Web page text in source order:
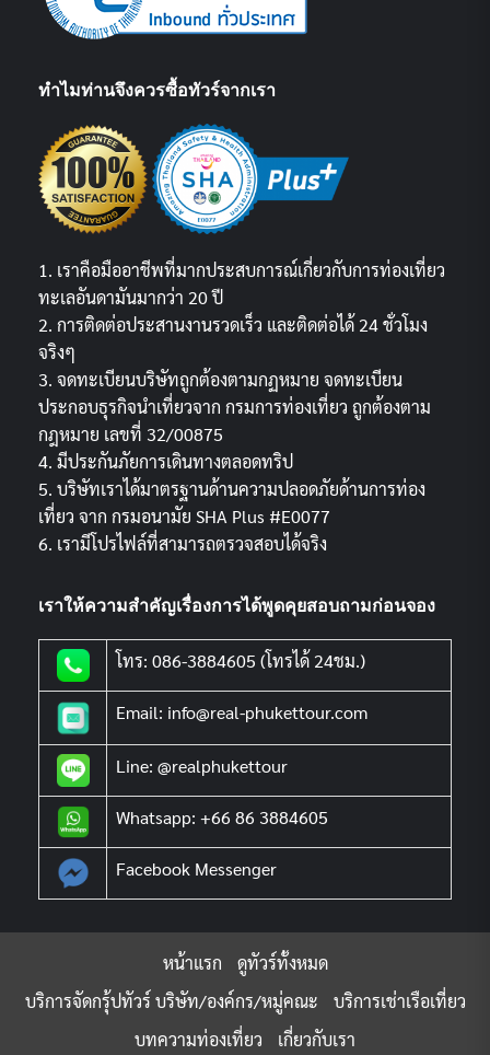
ทำไมท่านจึงควรซื้อทัวร์จากเรา
1. เราคือมืออาชีพที่มากประสบการณ์เกี่ยวกับการท่องเที่ยว
ทะเลอันดามันมากว่า 20 ปี
2. การติดต่อประสานงานรวดเร็ว และติดต่อได้ 24 ชั่วโมง
จริงๆ
3. จดทะเบียนบริษัทถูกต้องตามกฏหมาย จดทะเบียน
ประกอบธุรกิจนำเที่ยวจาก กรมการท่องเที่ยว ถูกต้องตาม
กฎหมาย เลขที่ 32/00875
4. มีประกันภัยการเดินทางตลอดทริป
5. บริษัทเราได้มาตรฐานด้านความปลอดภัยด้านการท่อง
เที่ยว จาก กรมอนามัย SHA Plus #E0077
6. เรามีโปรไฟล์ที่สามารถตรวจสอบได้จริง
เราให้ความสำคัญเรื่องการได้พูดคุยสอบถามก่อนจอง
โทร: 086-3884605 (โทรได้ 24ชม.)
Email: info@real-phukettour.com
Line: @realphukettour
Whatsapp: +66 86 3884605
Facebook Messenger
หน้าแรก
ดูทัวร์ทั้งหมด
บริการจัดกรุ้ปทัวร์ บริษัท/องค์กร/หมู่คณะ
บริการเช่าเรือเที่ยว
บทความท่องเที่ยว
เกี่ยวกับเรา